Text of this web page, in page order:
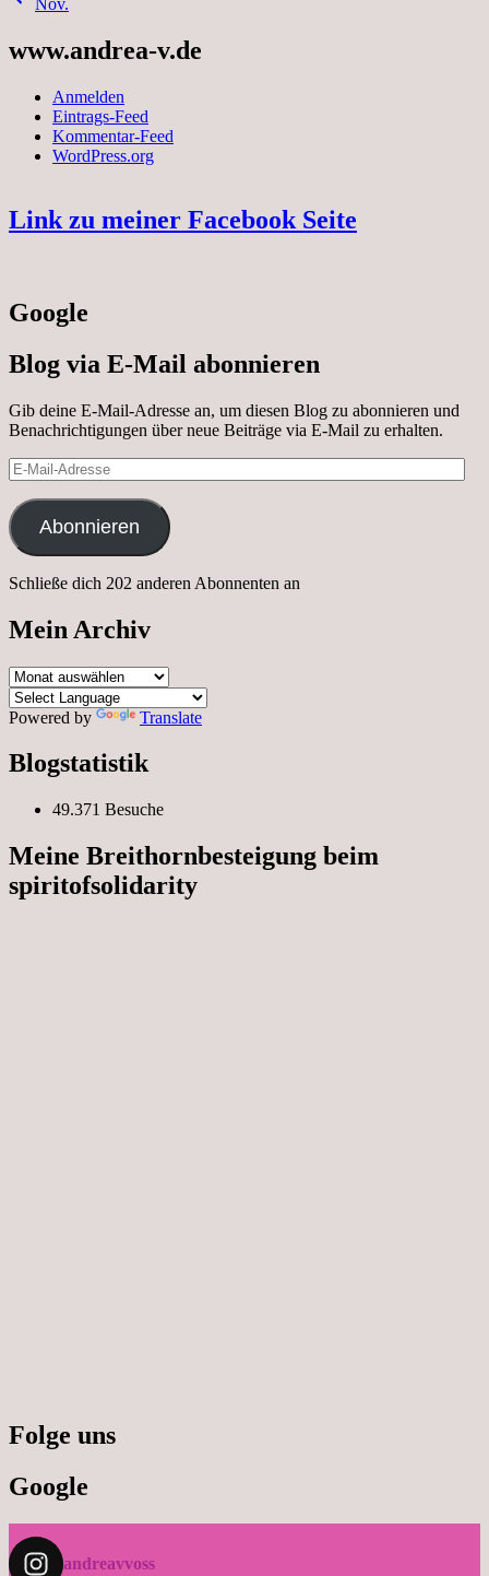
Nov.
www.andrea-v.de
Anmelden
Eintrags-Feed
Kommentar-Feed
WordPress.org
Link zu meiner Facebook Seite
Google
Blog via E-Mail abonnieren
Gib deine E-Mail-Adresse an, um diesen Blog zu abonnieren und
Benachrichtigungen über neue Beiträge via E-Mail zu erhalten.
E-
Mail-
Adresse
Abonnieren
Schließe dich 202 anderen Abonnenten an
Mein Archiv
Mein
Archiv
Powered by
Translate
Blogstatistik
49.371 Besuche
Meine Breithornbesteigung beim
spiritofsolidarity
Folge uns
Google
andreavvoss